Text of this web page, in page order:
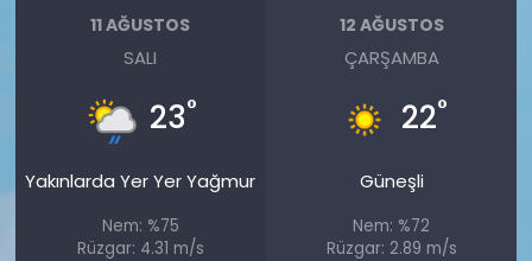
11 AĞUSTOS
SALI
23°
Yakınlarda Yer Yer Yağmur
Nem: %75
Rüzgar: 4.31 m/s
12 AĞUSTOS
ÇARŞAMBA
22°
Güneşli
Nem: %72
Rüzgar: 2.89 m/s